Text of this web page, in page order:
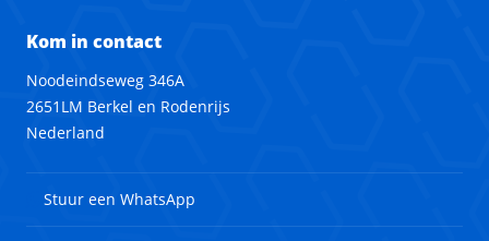
Kom in contact
Noodeindseweg 346A
2651LM Berkel en Rodenrijs
Nederland
Stuur een WhatsApp